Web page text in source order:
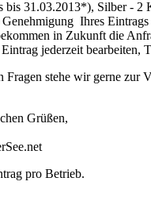
bis 31.03.2013*), Silber - 2
Ihres
in Zukunft die
jederzeit bearbeiten,
Fragen stehe wir gerne zur
Grüßen,
pro Betrieb.